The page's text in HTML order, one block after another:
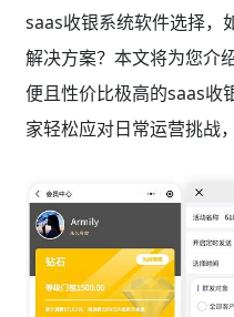
saas收银系统软件选择，
解决方案？本文将为您介
便且性价比极高的saas收
家轻松应对日常运营挑战